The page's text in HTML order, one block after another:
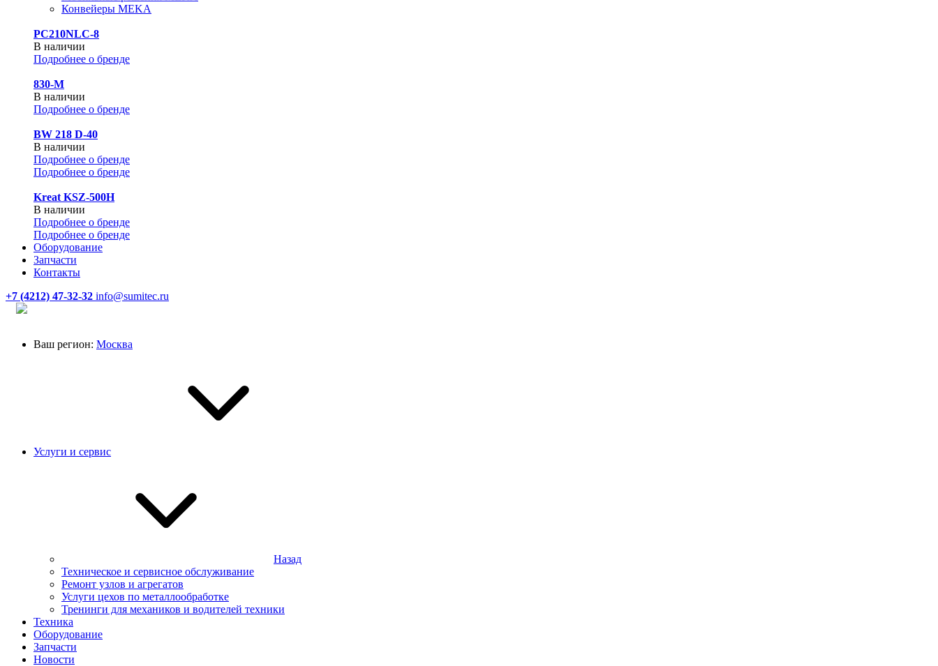
Конвейеры MEKA
PC210NLC-8
В наличии
Подробнее о бренде
830-М
В наличии
Подробнее о бренде
BW 218 D-40
В наличии
Подробнее о бренде
Подробнее о бренде
Kreat KSZ-500H
В наличии
Подробнее о бренде
Подробнее о бренде
Оборудование
Запчасти
Контакты
+7 (4212) 47-32-32 info@sumitec.ru
Ваш регион: Москва
Услуги и сервис
Назад
Техническое и сервисное обслуживание
Ремонт узлов и агрегатов
Услуги цехов по металлообработке
Тренинги для механиков и водителей техники
Техника
Оборудование
Запчасти
Новости